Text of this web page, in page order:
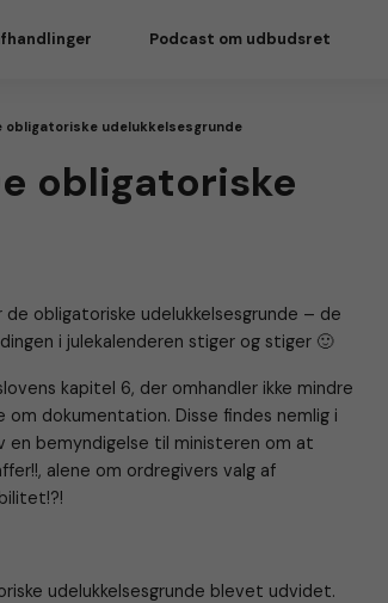
Podcast om udbudsret
obligatoriske udelukkelsesgrunde
obligatoriske
obligatoriske udelukkelsesgrunde – de
i julekalenderen stiger og stiger 🙂
kapitel 6, der omhandler ikke mindre
dokumentation. Disse findes nemlig i
en bemyndigelse til ministeren om at
alene om ordregivers valg af
udelukkelsesgrunde blevet udvidet.